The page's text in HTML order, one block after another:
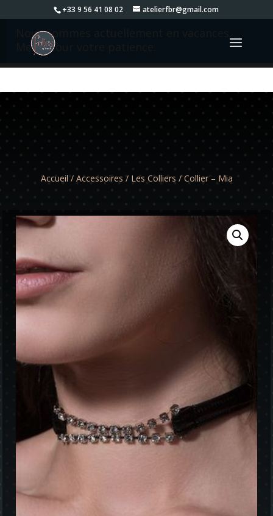
+33 9 56 41 08 02 atelierfbr@gmail.com
Nous sommes actuellement en vacances.
Merci pour votre patience.
Accueil / Accessoires / Les Colliers / Collier – Mia